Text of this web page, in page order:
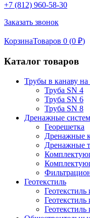
+7 (812) 960-58-30
Заказать звонок
КорзинаТоваров 0 (0 ₽)
Каталог товаров
Трубы в канаву на
Труба SN 4
Труба SN 6
Труба SN 8
Дренажные
Георешетка
Дренажные
Дренажные
Геотекстиль